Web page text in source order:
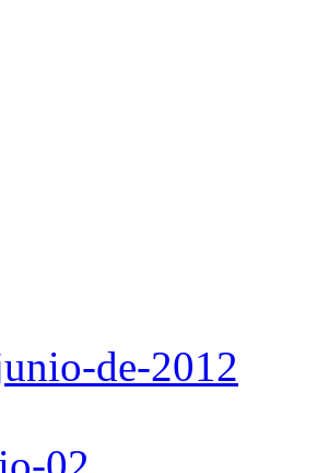
de-2012